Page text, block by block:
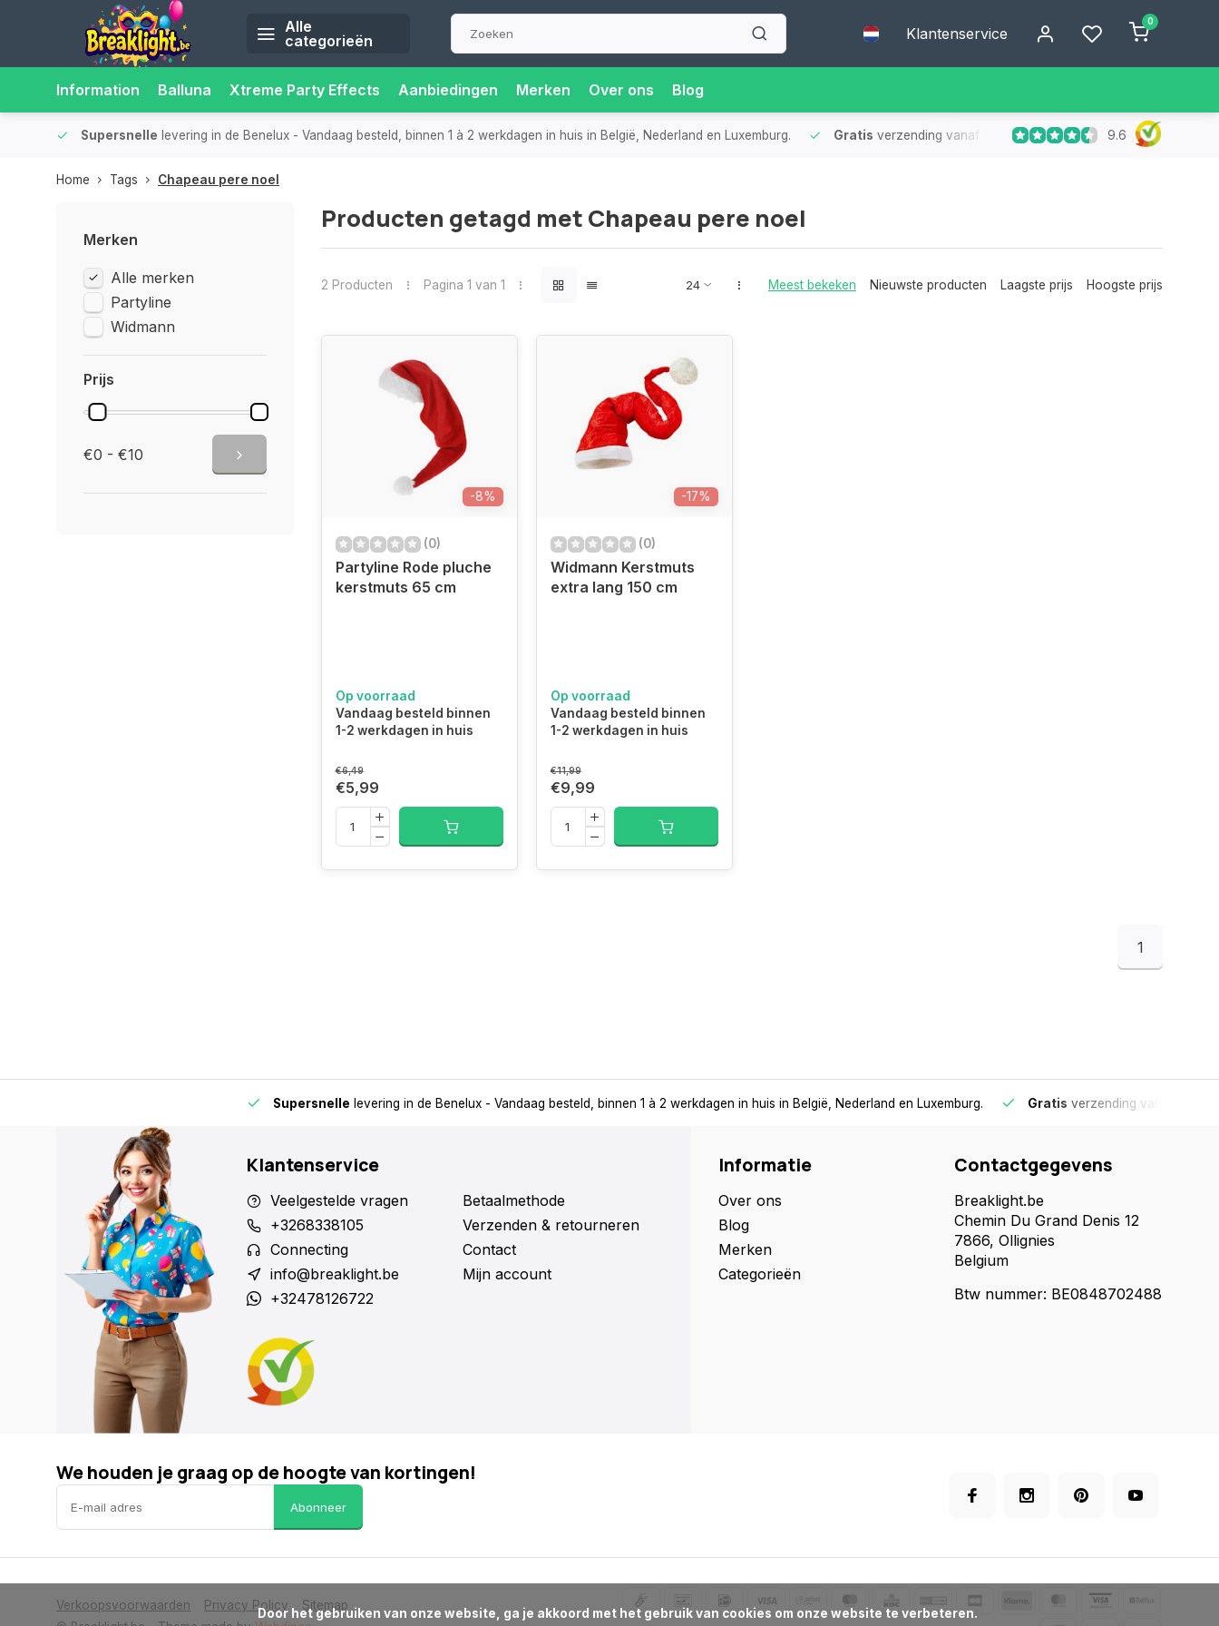
Alle
categorieën
Klantenservice
0
Information Balluna Xtreme Party Effects Aanbiedingen Merken Over ons Blog
Supersnelle levering in de Benelux - Vandaag besteld, binnen 1 à 2 werkdagen in huis in België, Nederland en Luxemburg. Gratis verzending vanaf €75 - Geen verzendkosten bij
9.6
Home Tags Chapeau pere noel
Merken
Alle merken
Partyline
Widmann
Prijs
€0 - €10
Producten getagd met Chapeau pere noel
2 Producten Pagina 1 van 1 Meest bekeken Nieuwste producten Laagste prijs Hoogste prijs
-8%
(0)
Partyline Rode pluche
kerstmuts 65 cm
Op voorraad
Vandaag besteld binnen
1-2 werkdagen in huis
€6,49
€5,99
-17%
(0)
Widmann Kerstmuts
extra lang 150 cm
Op voorraad
Vandaag besteld binnen
1-2 werkdagen in huis
€11,99
€9,99
1
Supersnelle levering in de Benelux - Vandaag besteld, binnen 1 à 2 werkdagen in huis in België, Nederland en Luxemburg. Gratis verzending vanaf €75
Klantenservice
Veelgestelde vragen
+3268338105
Connecting
info@breaklight.be
+32478126722
Betaalmethode
Verzenden & retourneren
Contact
Mijn account
Informatie
Over ons
Blog
Merken
Categorieën
Contactgegevens
Breaklight.be
Chemin Du Grand Denis 12
7866, Ollignies
Belgium
Btw nummer: BE0848702488
We houden je graag op de hoogte van kortingen!
Abonneer
Verkoopsvoorwaarden Privacy Policy
Sitemap
      Door het gebruiken van onze website, ga je akkoord met het gebruik van cookies om onze website te verbeteren.